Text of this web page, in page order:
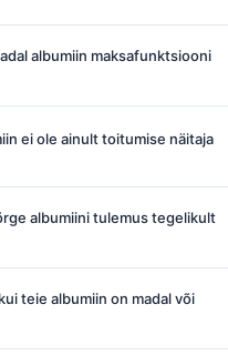
albumiin maksafunktsiooni
ei ole ainult toitumise näitaja
albumiini tulemus tegelikult
teie albumiin on madal või